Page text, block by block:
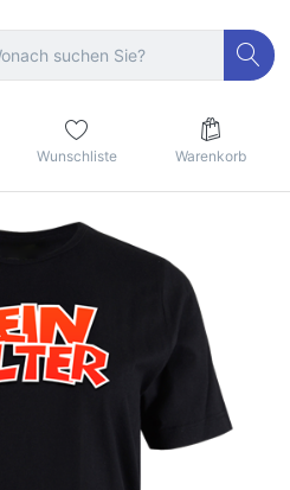
Wunschliste Warenkorb